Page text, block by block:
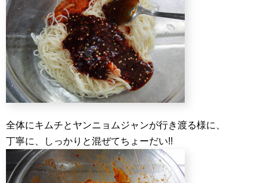
全体にキムチとヤンニョムジャンが行き渡る様に、
丁寧に、しっかりと混ぜてちょーだい!!